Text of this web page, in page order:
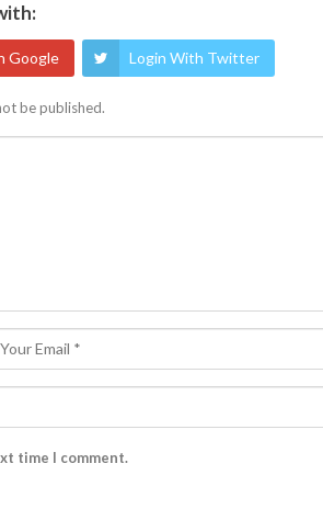
Google Login With Twitter
be published.
time I comment.